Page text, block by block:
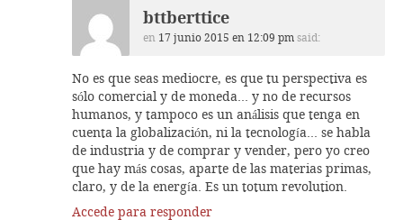
bttberttice
en 17 junio 2015 en 12:09 pm said:
No es que seas mediocre, es que tu perspectiva es
sólo comercial y de moneda… y no de recursos
humanos, y tampoco es un análisis que tenga en
cuenta la globalización, ni la tecnología… se habla
de industria y de comprar y vender, pero yo creo
que hay más cosas, aparte de las materias primas,
claro, y de la energía. Es un totum revolution.
Accede para responder